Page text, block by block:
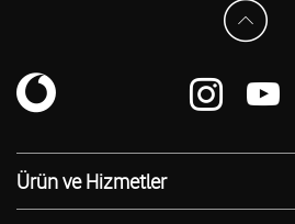
Ürün ve Hizmetler
Yanımda Uygulaması